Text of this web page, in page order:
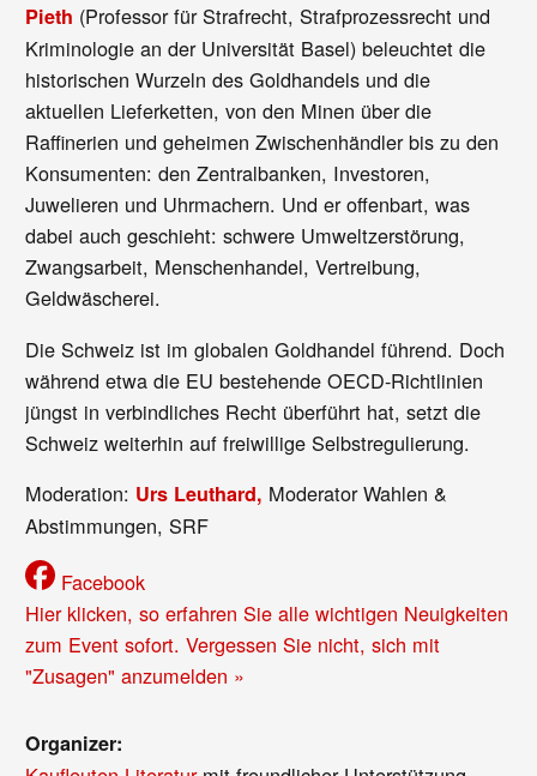
Pieth (Professor für Strafrecht, Strafprozessrecht und
Kriminologie an der Universität Basel) beleuchtet die
historischen Wurzeln des Goldhandels und die
aktuellen Lieferketten, von den Minen über die
Raffinerien und geheimen Zwischenhändler bis zu den
Konsumenten: den Zentralbanken, Investoren,
Juwelieren und Uhrmachern. Und er offenbart, was
dabei auch geschieht: schwere Umweltzerstörung,
Zwangsarbeit, Menschenhandel, Vertreibung,
Geldwäscherei.
Die Schweiz ist im globalen Goldhandel führend. Doch
während etwa die EU bestehende OECD-Richtlinien
jüngst in verbindliches Recht überführt hat, setzt die
Schweiz weiterhin auf freiwillige Selbstregulierung.
Moderation: Urs Leuthard, Moderator Wahlen &
Abstimmungen, SRF
Facebook
Hier klicken, so erfahren Sie alle wichtigen Neuigkeiten
zum Event sofort. Vergessen Sie nicht, sich mit
"Zusagen" anzumelden »
Organizer: